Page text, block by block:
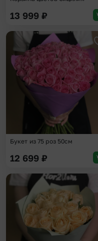
13 999 ₽
Букет из 75 роз 50см
12 699 ₽